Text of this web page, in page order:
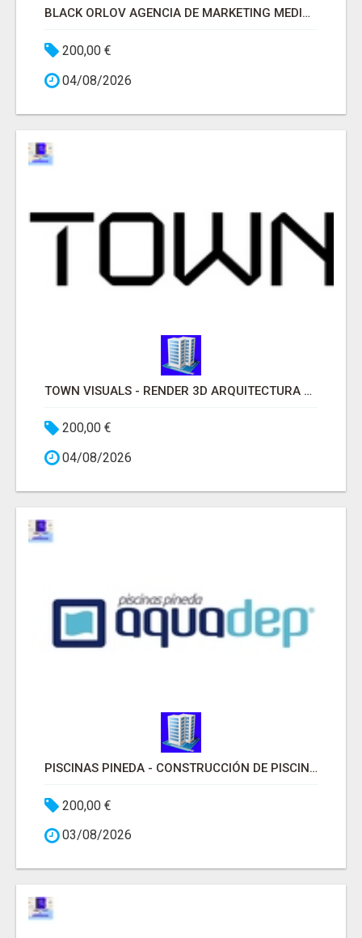
BLACK ORLOV AGENCIA DE MARKETING MEDICO
200,00 €
04/08/2026
TOWN VISUALS - RENDER 3D ARQUITECTURA MADRID
200,00 €
04/08/2026
PISCINAS PINEDA - CONSTRUCCIÓN DE PISCINAS MADRID
200,00 €
03/08/2026